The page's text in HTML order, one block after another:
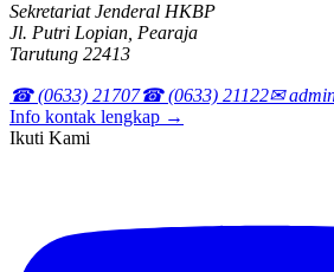
Sekretariat Jenderal HKBP
Jl. Putri Lopian, Pearaja
Tarutung 22413
☎ (0633) 21707☎ (0633) 21122✉
Info kontak lengkap →
Ikuti Kami